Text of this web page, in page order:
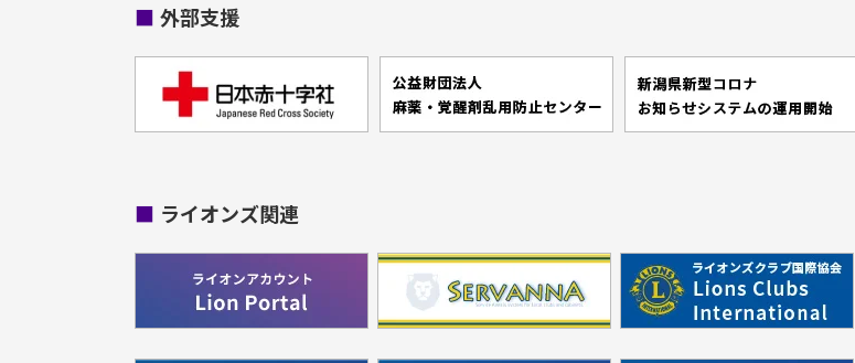
■ 外部支援
■ ライオンズ関連